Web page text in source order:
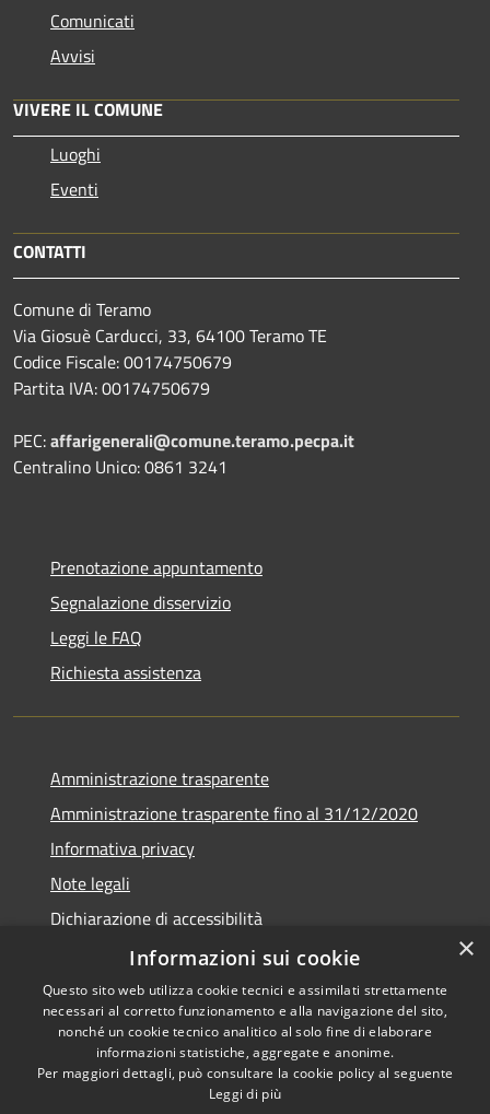
Comunicati
Avvisi
VIVERE IL COMUNE
Luoghi
Eventi
CONTATTI
Comune di Teramo
Via Giosuè Carducci, 33, 64100 Teramo TE
Codice Fiscale: 00174750679
Partita IVA: 00174750679
PEC:affarigenerali@comune.teramo.pecpa.it
Centralino Unico: 0861 3241
Prenotazione appuntamento
Segnalazione disservizio
Leggi le FAQ
Richiesta assistenza
Amministrazione trasparente
Amministrazione trasparente fino al 31/12/2020
Informativa privacy
Note legali
Dichiarazione di accessibilità
Accessibilità
Privacy
Copyright © 2026 • Comune di
Teramo • Powered by
Municipium• Accesso
×
Informazioni sui cookie
Questo sito web utilizza cookie tecnici e assimilati strettamente
necessari al corretto funzionamento e alla navigazione del sito,
nonché un cookie tecnico analitico al solo fine di elaborare
informazioni statistiche, aggregate e anonime.
Per maggiori dettagli, può consultare la cookie policy al seguente
Leggi di più